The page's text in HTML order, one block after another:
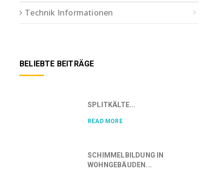
Technik Informationen
BELIEBTE BEITRÄGE
SPLITKÄLTE...
READ MORE
SCHIMMELBILDUNG IN
WOHNGEBÄUDEN...